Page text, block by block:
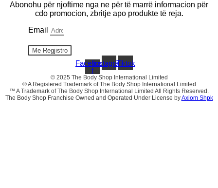
Abonohu për njoftime nga ne për të marrë informacion për
cdo promocion, zbritje apo produkte të reja.
Email
Me Regjistro
Facebook-
f
InstagramTiktok
© 2025 The Body Shop International Limited
® A Registered Trademark of The Body Shop International Limited
™ A Trademark of The Body Shop International Limited All Rights Reserved.
The Body Shop Franchise Owned and Operated Under License byAxiom Shpk